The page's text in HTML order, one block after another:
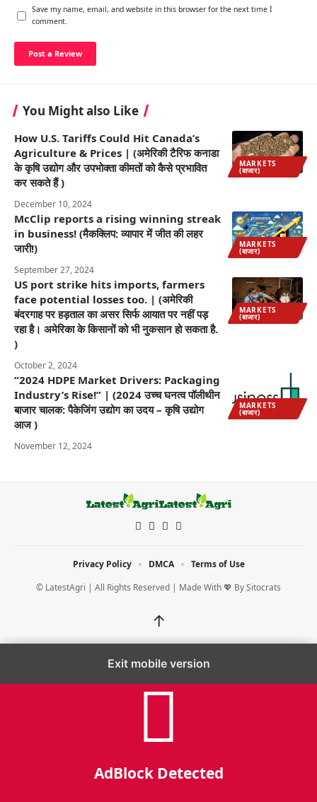
Save my name, email, and website in this browser for the next time I
comment.
You Might also Like
MARKETS
(बाजार)
How U.S. Tariffs Could Hit Canada’s
Agriculture & Prices | (अमेरिकी टैरिफ कनाडा
के कृषि उद्योग और उपभोक्ता कीमतों को कैसे प्रभावित
कर सकते हैं )
December 10, 2024
MARKETS
(बाजार)
McClip reports a rising winning streak
in business! (मैकक्लिप: व्यापार में जीत की लहर
जारी!)
September 27, 2024
MARKETS
(बाजार)
US port strike hits imports, farmers
face potential losses too. | (अमेरिकी
बंदरगाह पर हड़ताल का असर सिर्फ आयात पर नहीं पड़
रहा है। अमेरिका के किसानों को भी नुकसान हो सकता है.
)
October 2, 2024
MARKETS
(बाजार)
“2024 HDPE Market Drivers: Packaging
Industry’s Rise!” | (2024 उच्च घनत्व पॉलीथीन
बाजार चालक: पैकेजिंग उद्योग का उदय – कृषि उद्योग
आज )
November 12, 2024
© LatestAgri | All Rights Reserved | Made With 💖 BySitocrats
Privacy Policy DMCA Terms of Use
↑
Exit mobile version
AdBlock Detected